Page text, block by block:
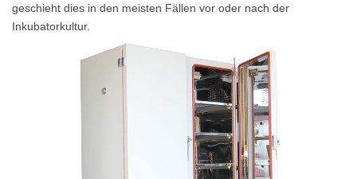
geschieht dies in den meisten Fällen vor oder nach der
Inkubatorkultur.